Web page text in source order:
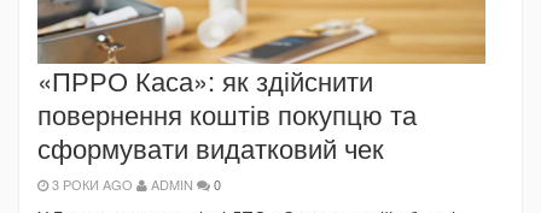
«ПРРО Каса»: як здійснити
повернення коштів покупцю та
сформувати видатковий чек
3 РОКИ AGO ADMIN 0